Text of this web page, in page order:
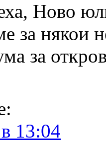
Ново
за някои
за
13:04